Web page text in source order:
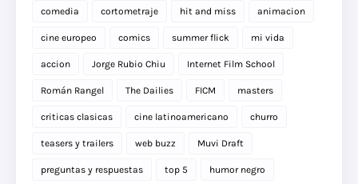
comedia cortometraje hit and miss animacion
cine europeo comics summer flick mi vida
accion Jorge Rubio Chiu Internet Film School
Román Rangel The Dailies FICM masters
criticas clasicas cine latinoamericano churro
teasers y trailers web buzz Muvi Draft
preguntas y respuestas top 5 humor negro